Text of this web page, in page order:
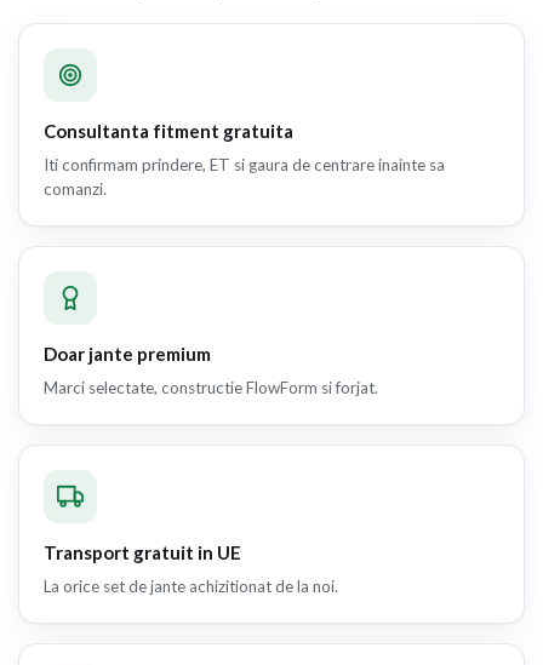
Consultanta fitment gratuita
Iti confirmam prindere, ET si gaura de centrare inainte sa
comanzi.
Doar jante premium
Marci selectate, constructie FlowForm si forjat.
Transport gratuit in UE
La orice set de jante achizitionat de la noi.